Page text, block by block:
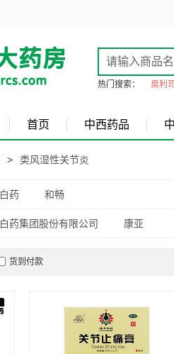
热门搜索： 奥利
首页 中西药品
> 类风湿性关节炎
药 和畅
药集团股份有限公司 康亚
货到付款